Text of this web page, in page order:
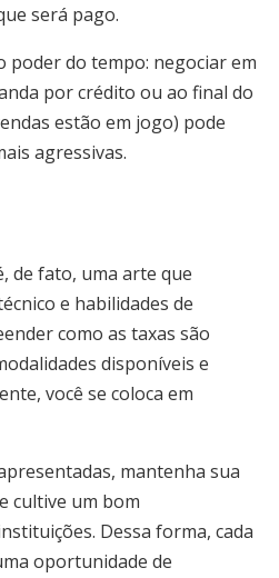
será pago.
poder do tempo: negociar em
por crédito ou ao final do
estão em jogo) pode
agressivas.
de fato, uma arte que
e habilidades de
como as taxas são
disponíveis e
você se coloca em
mantenha sua
cultive um bom
Dessa forma, cada
oportunidade de